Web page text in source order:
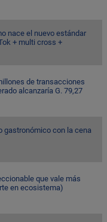
nace el nuevo estándar
+ multi cross +
de transacciones
alcanzaría G. 79,27
gastronómico con la cena
que vale más
en ecosistema)